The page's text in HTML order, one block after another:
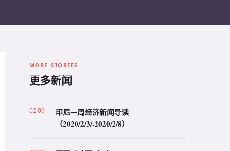
MORE STORIES
更多新闻
02-09
印尼一周经济新闻导读
（2020/2/3/-2020/2/8）